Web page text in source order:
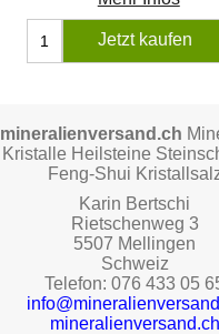
Jetzt kaufen
mineralienversand.ch
Kristalle Heilsteine
Feng-Shui
Karin Bertschi
Rietschenweg 3
5507 Mellingen
Schweiz
Telefon: 076 433 05
mineralienversand.ch